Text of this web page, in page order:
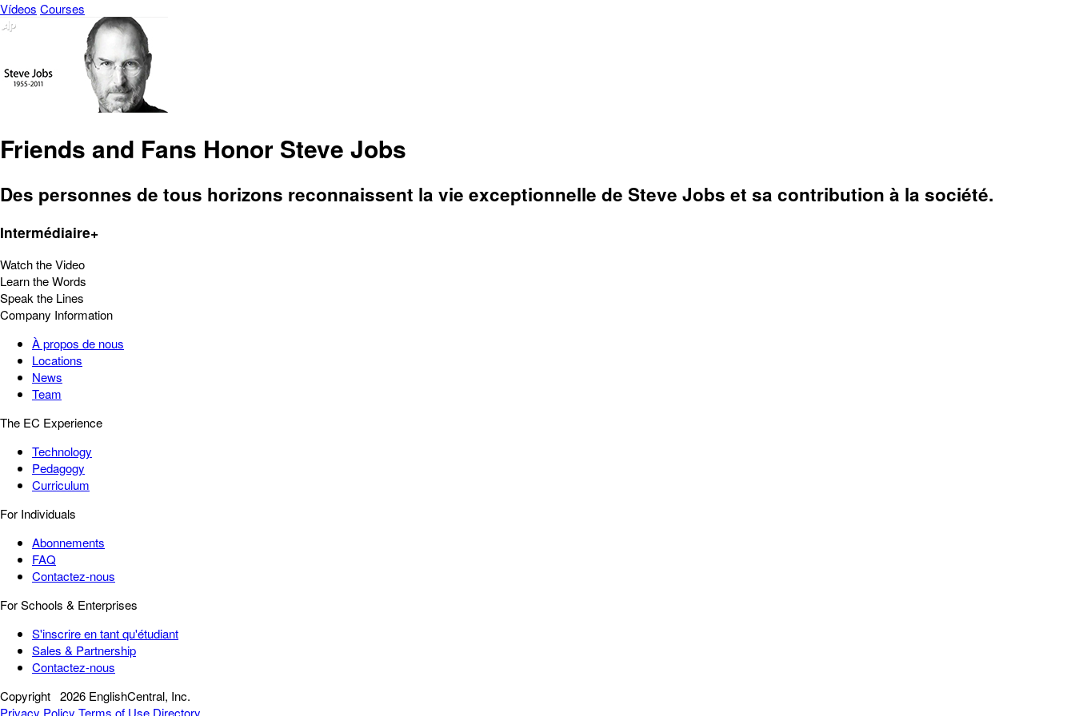
Vídeos Courses
Friends and Fans Honor Steve Jobs
Des personnes de tous horizons reconnaissent la vie exceptionnelle de Steve Jobs et sa contribution à la société.
Intermédiaire+
Watch the Video
Learn the Words
Speak the Lines
Company Information
À propos de nous
Locations
News
Team
The EC Experience
Technology
Pedagogy
Curriculum
For Individuals
Abonnements
FAQ
Contactez-nous
For Schools & Enterprises
S'inscrire en tant qu'étudiant
Sales & Partnership
Contactez-nous
Copyright 2026 EnglishCentral, Inc.